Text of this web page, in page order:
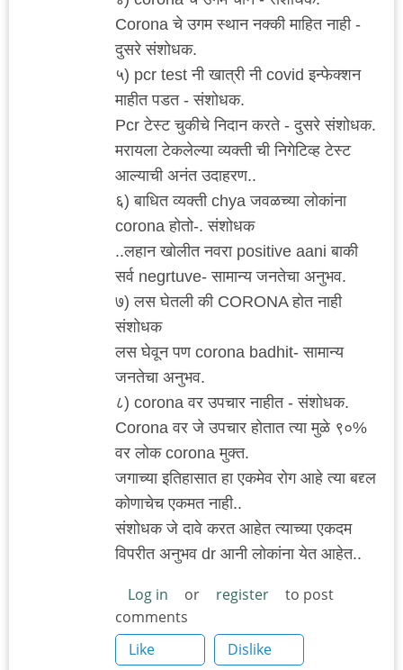
Corona चे उगम स्थान नक्की माहित नाही -
दुसरे संशोधक.
५) pcr test नी खात्री नी covid इन्फेक्शन
माहीत पडत - संशोधक.
Pcr टेस्ट चुकीचे निदान करते - दुसरे संशोधक.
मरायला टेकलेल्या व्यक्ती ची निगेटिव्ह टेस्ट
आल्याची अनंत उदाहरण..
६) बाधित व्यक्ती chya जवळच्या लोकांना
corona होतो-. संशोधक
..लहान खोलीत नवरा positive aani बाकी
सर्व negrtuve- सामान्य जनतेचा अनुभव.
७) लस घेतली की CORONA होत नाही
संशोधक
लस घेवून पण corona badhit- सामान्य
जनतेचा अनुभव.
८) corona वर उपचार नाहीत - संशोधक.
Corona वर जे उपचार होतात त्या मुळे ९०%
वर लोक corona मुक्त.
जगाच्या इतिहासात हा एकमेव रोग आहे त्या बद्द्ल
कोणाचेच एकमत नाही..
संशोधक जे दावे करत आहेत त्याच्या एकदम
विपरीत अनुभव dr आनी लोकांना येत आहेत..
Log in or register
to post
comments
Like
Dislike